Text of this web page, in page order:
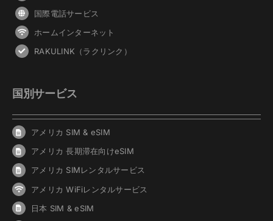
国際電話サービス
ホームインターネット
RAKULINK（ラクリンク）
国別サービス
アメリカ SIM & eSIM
アメリカ 長期滞在向けeSIM
アメリカ SIMレンタルサービス
アメリカ WiFiレンタルサービス
日本 SIM & eSIM